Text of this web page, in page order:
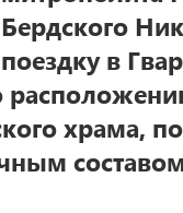
Бердского
поездку в
храма,